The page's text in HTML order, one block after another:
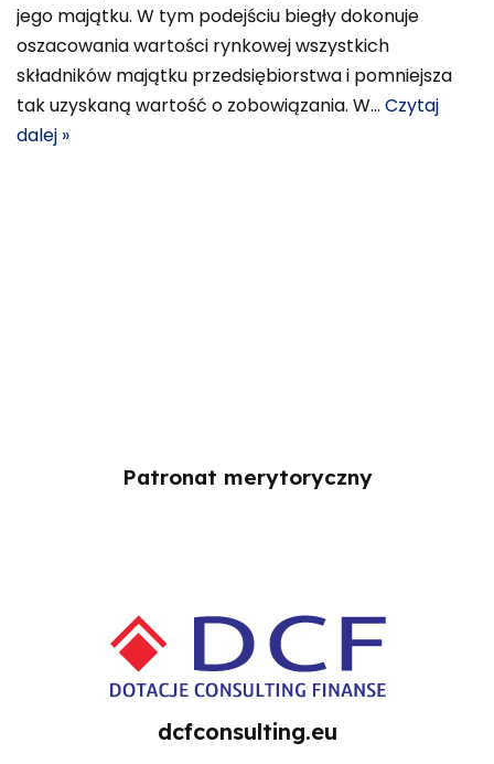
jego majątku. W tym podejściu biegły dokonuje
oszacowania wartości rynkowej wszystkich
składników majątku przedsiębiorstwa i pomniejsza
tak uzyskaną wartość o zobowiązania. W… Czytaj
dalej »
Patronat merytoryczny
dcfconsulting.eu